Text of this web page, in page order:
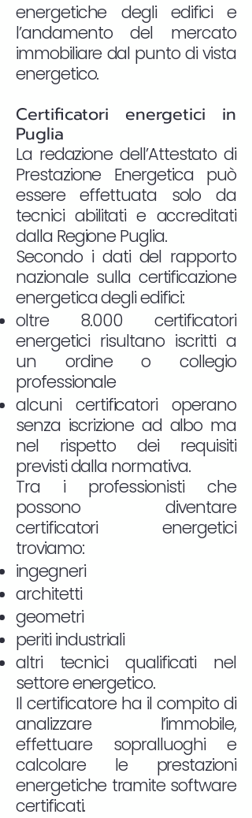
energetiche degli edifici e
l’andamento del mercato
immobiliare dal punto di vista
energetico.
Certificatori energetici in
Puglia
La redazione dell’Attestato di
Prestazione Energetica può
essere effettuata solo da
tecnici abilitati e accreditati
dalla Regione Puglia.
Secondo i dati del rapporto
nazionale sulla certificazione
energetica degli edifici:
oltre 8.000 certificatori
energetici risultano iscritti a
un ordine o collegio
professionale
alcuni certificatori operano
senza iscrizione ad albo ma
nel rispetto dei requisiti
previsti dalla normativa.
Tra i professionisti che
possono diventare
certificatori energetici
troviamo:
ingegneri
architetti
geometri
periti industriali
altri tecnici qualificati nel
settore energetico.
Il certificatore ha il compito di
analizzare l’immobile,
effettuare sopralluoghi e
calcolare le prestazioni
energetiche tramite software
certificati.